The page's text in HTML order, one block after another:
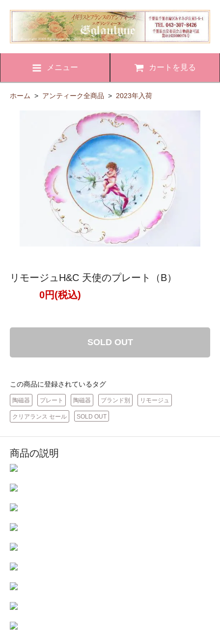
メニュー カートを見る
ホーム > アンティーク全商品 > 2023年入荷
リモージュH&C 天使のプレート（B）
0円(税込)
SOLD OUT
この商品に登録されているタグ
陶磁器 プレート 陶磁器 ブランド別 リモージュ
クリアランス セール SOLD OUT
商品の説明